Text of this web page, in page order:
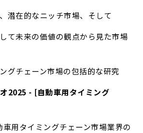
潜在的なニッチ市場、そして
て未来の価値の観点から見た市場
グチェーン市場の包括的な研究
2025 - [自動車用タイミング
用タイミングチェーン市場業界の